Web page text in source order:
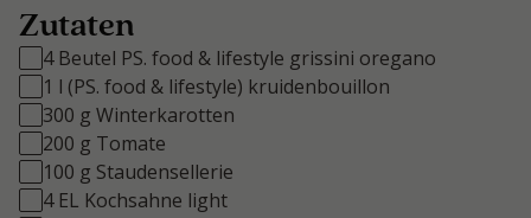
Zutaten
4 Beutel PS. food & lifestyle grissini oregano
1 l (PS. food & lifestyle) kruidenbouillon
300 g Winterkarotten
200 g Tomate
100 g Staudensellerie
4 EL Kochsahne light